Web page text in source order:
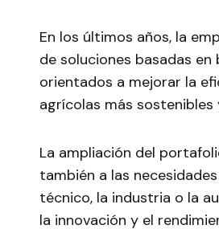
En los últimos años, la
de soluciones basadas
orientados a mejorar la
agrícolas más
La ampliación del
también a las
técnico, la industria o la
la innovación y el